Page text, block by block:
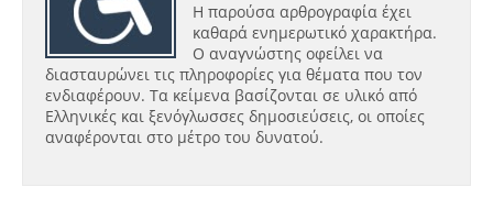
Η παρούσα αρθρογραφία έχει
καθαρά ενημερωτικό χαρακτήρα.
Ο αναγνώστης οφείλει να
διασταυρώνει τις πληροφορίες για θέματα που τον
ενδιαφέρουν. Τα κείμενα βασίζονται σε υλικό από
Ελληνικές και ξενόγλωσσες δημοσιεύσεις, οι οποίες
αναφέρονται στο μέτρο του δυνατού.